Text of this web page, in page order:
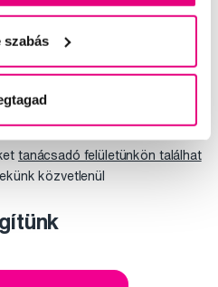
szabás
és mogorva sírós
sz...
tanácsadó felületünkön találhat
közvetlenül